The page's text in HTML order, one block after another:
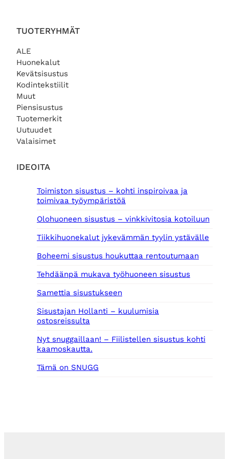
TUOTERYHMÄT
ALE
Huonekalut
Kevätsisustus
Kodintekstiilit
Muut
Piensisustus
Tuotemerkit
Uutuudet
Valaisimet
IDEOITA
Toimiston sisustus – kohti inspiroivaa ja
toimivaa työympäristöä
Olohuoneen sisustus – vinkkivitosia kotoiluun
Tiikkihuonekalut jykevämmän tyylin ystävälle
Boheemi sisustus houkuttaa rentoutumaan
Tehdäänpä mukava työhuoneen sisustus
Samettia sisustukseen
Sisustajan Hollanti – kuulumisia
ostosreissulta
Nyt snuggaillaan! – Fiilistellen sisustus kohti
kaamoskautta.
Tämä on SNUGG